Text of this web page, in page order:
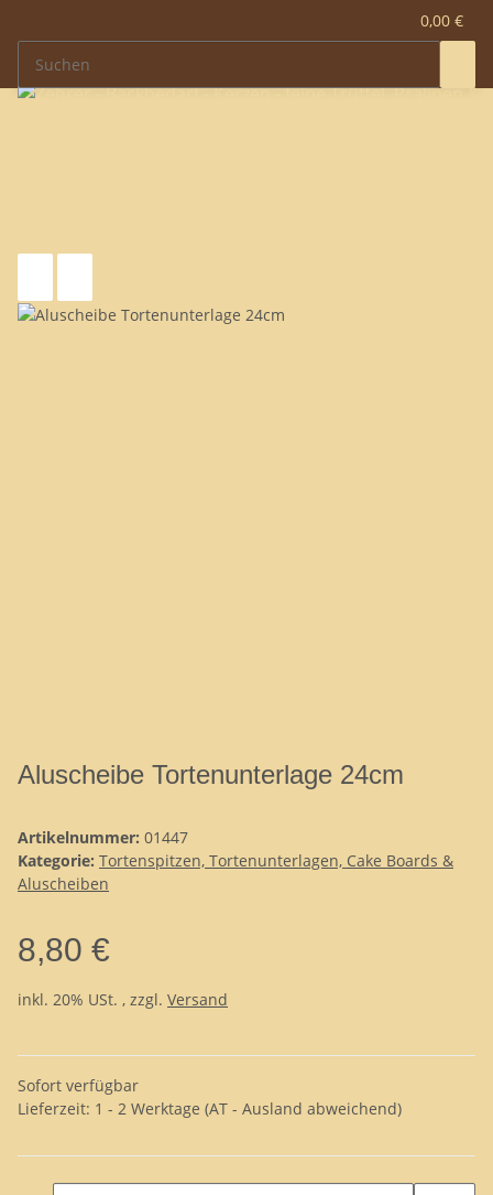
0,00 €
Aluscheibe Tortenunterlage 24cm
Artikelnummer: 01447
Kategorie: Tortenspitzen, Tortenunterlagen, Cake Boards &
Aluscheiben
8,80 €
inkl. 20% USt. , zzgl. Versand
Sofort verfügbar
Lieferzeit: 1 - 2 Werktage (AT - Ausland abweichend)